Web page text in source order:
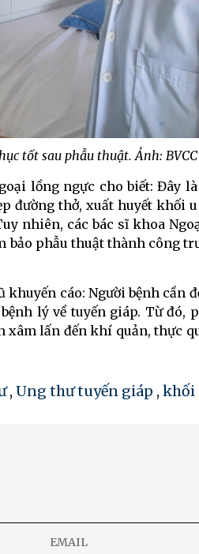
tốt sau phẫu thuật. Ảnh: BVCC
lồng ngực cho biết: Đây
đường thở, xuất huyết khối
nhiên, các bác sĩ khoa
bảo phẫu thuật thành công
cáo: Người bệnh cần
lý về tuyến giáp. Từ đó,
lấn đến khí quản, thực
, Ung thư tuyến giáp , khối